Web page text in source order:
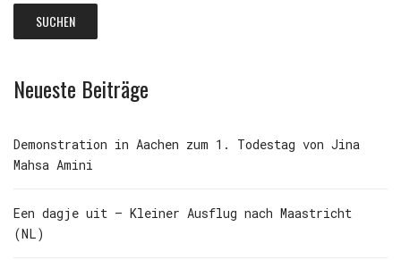
Neueste Beiträge
Demonstration in Aachen zum 1. Todestag von Jina
Mahsa Amini
Een dagje uit – Kleiner Ausflug nach Maastricht
(NL)